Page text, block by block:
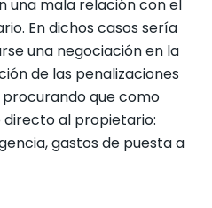
una mala relación con el
En dichos casos sería
una negociación en la
de las penalizaciones
que como
al propietario:
gastos de puesta a